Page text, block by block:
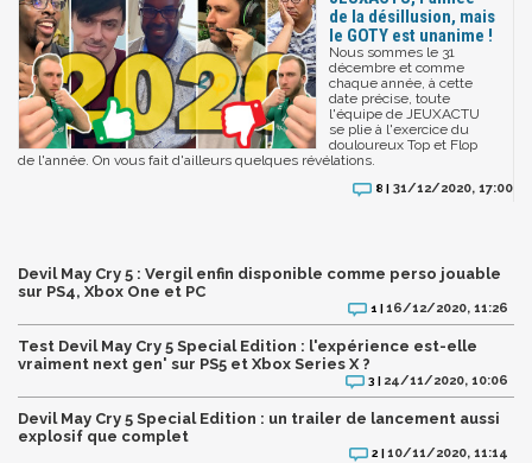
de la désillusion, mais
le GOTY est unanime !
Nous sommes le 31
décembre et comme
chaque année, à cette
date précise, toute
l'équipe de JEUXACTU
se plie à l'exercice du
douloureux Top et Flop
de l'année. On vous fait d'ailleurs quelques révélations.
8 | 31/12/2020, 17:00
Devil May Cry 5 : Vergil enfin disponible comme perso jouable
sur PS4, Xbox One et PC
1 | 16/12/2020, 11:26
Test Devil May Cry 5 Special Edition : l'expérience est-elle
vraiment next gen' sur PS5 et Xbox Series X ?
3 | 24/11/2020, 10:06
Devil May Cry 5 Special Edition : un trailer de lancement aussi
explosif que complet
2 | 10/11/2020, 11:14